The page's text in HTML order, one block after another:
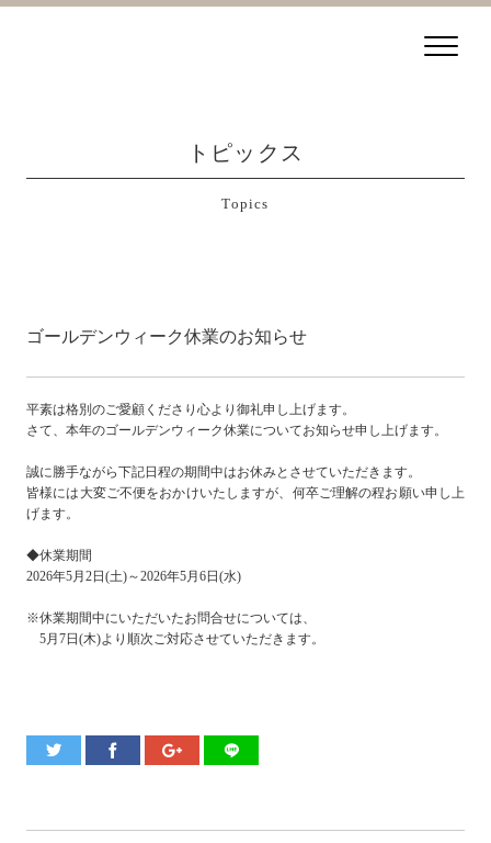
トピックス
Topics
ゴールデンウィーク休業のお知らせ
平素は格別のご愛顧くださり心より御礼申し上げます。
さて、本年のゴールデンウィーク休業についてお知らせ申し上げます。
誠に勝手ながら下記日程の期間中はお休みとさせていただきます。
皆様には大変ご不便をおかけいたしますが、何卒ご理解の程お願い申し上
げます。
◆休業期間
2026年5月2日(土)～2026年5月6日(水)
※休業期間中にいただいたお問合せについては、
5月7日(木)より順次ご対応させていただきます。